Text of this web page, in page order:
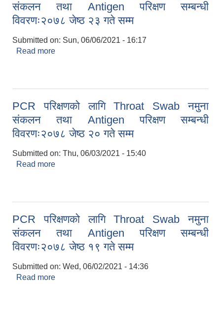
संकलन तथा Antigen परिक्षण सम्बन्धी
विवरणः२०७८ जेष्ठ २३ गते सम्म
Submitted on: Sun, 06/06/2021 - 16:17
Read more
PCR परिक्षणको लागि Throat Swab नमुना
संकलन तथा Antigen परिक्षण सम्बन्धी
विवरणः२०७८ जेष्ठ २० गते सम्म
Submitted on: Thu, 06/03/2021 - 15:40
Read more
PCR परिक्षणको लागि Throat Swab नमुना
संकलन तथा Antigen परिक्षण सम्बन्धी
विवरणः२०७८ जेष्ठ १९ गते सम्म
Submitted on: Wed, 06/02/2021 - 14:36
Read more